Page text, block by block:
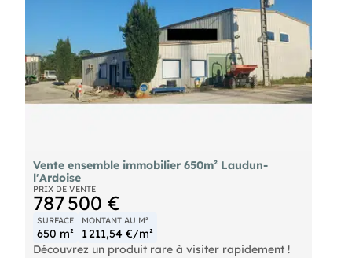
Financier, pour l'organisation de la visite, la
présentation d'une pièce d'identité vous sera
demandée.
Les informations sur les risques auxquels ce bien
est exposé sont disponibles sur le site Géorisques :
Vente ensemble immobilier 650m² Laudun-
l'Ardoise
PRIX DE VENTE
787 500 €
SURFACE
650 m²
MONTANT AU M²
1 211,54 €/m²
Découvrez un produit rare à visiter rapidement !